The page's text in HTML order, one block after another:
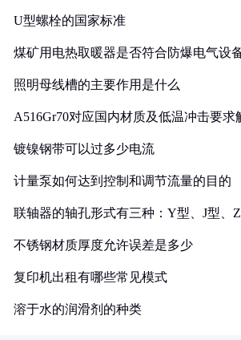
U型螺栓的国家标准
煤矿用电热取暖器是否符合防爆电气设
照明母线槽的主要作用是什么
A516Gr70对应国内材质及低温冲击要求
镀镍钢带可以过多少电流
计量泵如何达到控制和调节流量的目的
联轴器的轴孔形式有三种：Y型、J型、
不锈钢材质厚度允许误差是多少
复印机出租有哪些常见模式
溶于水的润滑剂的种类